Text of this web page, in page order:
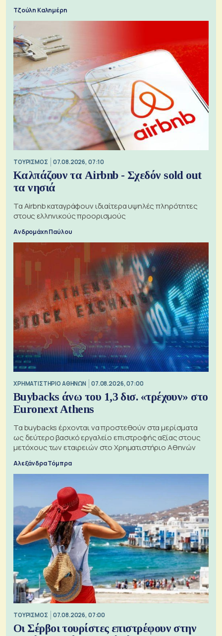
Τζούλη Καλημέρη
ΤΟΥΡΙΣΜΟΣ 07.08.2026, 07:10
Καλπάζουν τα Airbnb - Σχεδόν sold out
τα νησιά
Τα Airbnb καταγράφουν ιδιαίτερα υψηλές πληρότητες
στους ελληνικούς προορισμούς
Ανδρομάχη Παύλου
XΡΗΜΑΤΙΣΤΗΡΙΟ ΑΘΗΝΩΝ 07.08.2026, 07:00
Buybacks άνω του 1,3 δισ. «τρέχουν» στο
Euronext Athens
Τα buybacks έρχονται να προστεθούν στα μερίσματα
ως δεύτερο βασικό εργαλείο επιστροφής αξίας στους
μετόχους των εταιρειών στο Χρηματιστήριο Αθηνών
Αλεξάνδρα Τόμπρα
ΤΟΥΡΙΣΜΟΣ 07.08.2026, 07:00
Οι Σέρβοι τουρίστες επιστρέφουν στην